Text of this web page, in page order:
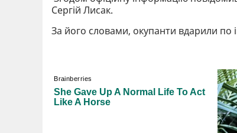
Сергій Лисак.
За його словами, окупанти вдарили по